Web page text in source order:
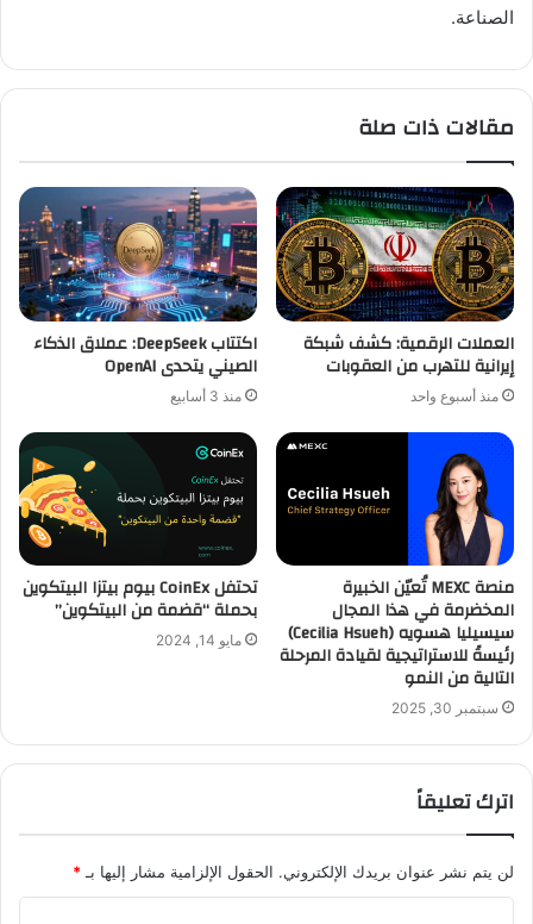
الصناعة.
مقالات ذات صلة
العملات الرقمية: كشف شبكة
إيرانية للتهرب من العقوبات
منذ أسبوع واحد
اكتتاب DeepSeek: عملاق الذكاء
الصيني يتحدى OpenAI
منذ 3 أسابيع
منصة MEXC تُعيّن الخبيرة
المخضرمة في هذا المجال
سيسيليا هسويه (Cecilia Hsueh)
رئيسةً للاستراتيجية لقيادة المرحلة
التالية من النمو
سبتمبر 30, 2025
تحتفل CoinEx بيوم بيتزا البيتكوين
بحملة “قضمة من البيتكوين”
مايو 14, 2024
اترك تعليقاً
لن يتم نشر عنوان بريدك الإلكتروني. الحقول الإلزامية مشار إليها بـ*